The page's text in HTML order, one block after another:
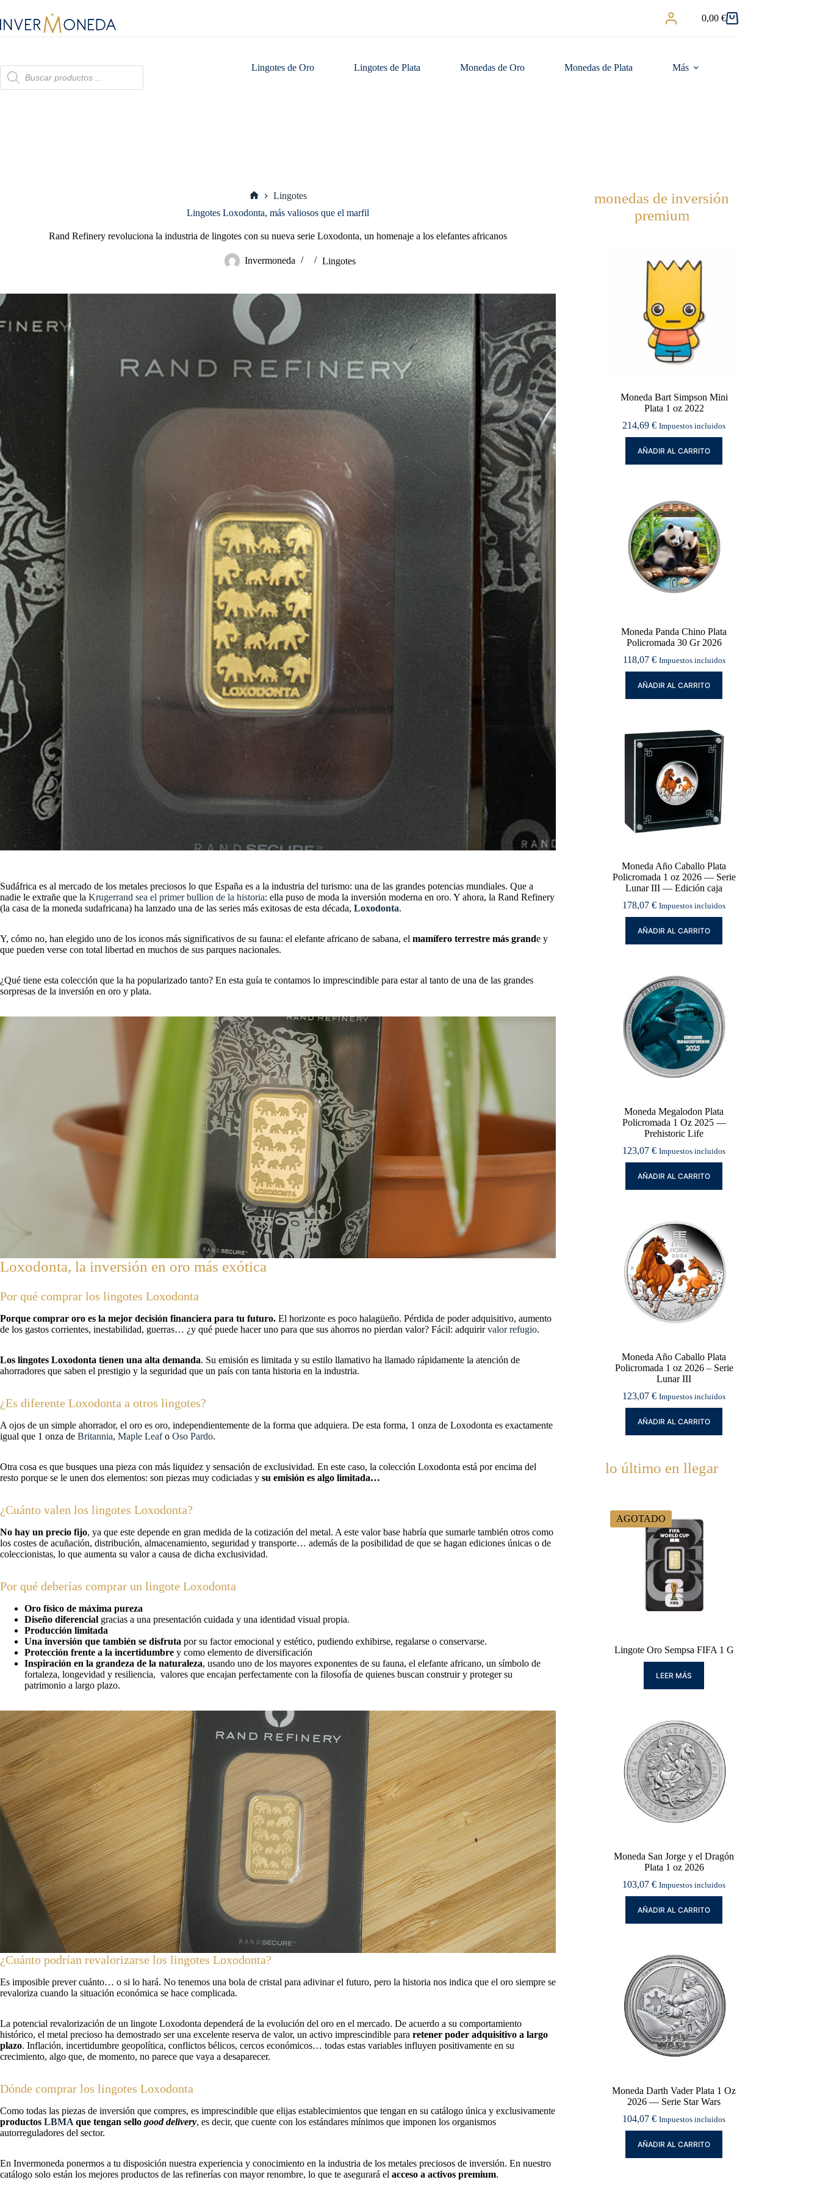
contenido
Carro
0,00 €
Búsqueda
de
productos
Lingotes de Oro Lingotes de Plata Monedas de Oro Monedas de Plata Más
Lingotes
Lingotes Loxodonta, más valiosos que el marfil
Rand Refinery revoluciona la industria de lingotes con su nueva serie Loxodonta, un homenaje a los elefantes africanos
Invermoneda Lingotes
Sudáfrica es al mercado de los metales preciosos lo que España es a la industria del turismo: una de las grandes potencias mundiales. Que a
nadie le extrañe que la Krugerrand sea el primer bullion de la historia: ella puso de moda la inversión moderna en oro. Y ahora, la Rand Refinery
(la casa de la moneda sudafricana) ha lanzado una de las series más exitosas de esta década, Loxodonta.
Y, cómo no, han elegido uno de los iconos más significativos de su fauna: el elefante africano de sabana, el mamífero terrestre más grande y
que pueden verse con total libertad en muchos de sus parques nacionales.
¿Qué tiene esta colección que la ha popularizado tanto? En esta guía te contamos lo imprescindible para estar al tanto de una de las grandes
sorpresas de la inversión en oro y plata.
Loxodonta, la inversión en oro más exótica
Por qué comprar los lingotes Loxodonta
Porque comprar oro es la mejor decisión financiera para tu futuro. El horizonte es poco halagüeño. Pérdida de poder adquisitivo, aumento
de los gastos corrientes, inestabilidad, guerras… ¿y qué puede hacer uno para que sus ahorros no pierdan valor? Fácil: adquirirvalor refugio.
Los lingotes Loxodonta tienen una alta demanda. Su emisión es limitada y su estilo llamativo ha llamado rápidamente la atención de
ahorradores que saben el prestigio y la seguridad que un país con tanta historia en la industria.
¿Es diferente Loxodonta a otros lingotes?
A ojos de un simple ahorrador, el oro es oro, independientemente de la forma que adquiera. De esta forma, 1 onza de Loxodonta es exactamente
igual que 1 onza de Britannia, Maple Leafo Oso Pardo.
Otra cosa es que busques una pieza con más liquidez y sensación de exclusividad. En este caso, la colección Loxodonta está por encima del
resto porque se le unen dos elementos: son piezas muy codiciadas y su emisión es algo limitada…
¿Cuánto valen los lingotes Loxodonta?
No hay un precio fijo, ya que este depende en gran medida de la cotización del metal. A este valor base habría que sumarle también otros como
los costes de acuñación, distribución, almacenamiento, seguridad y transporte… además de la posibilidad de que se hagan ediciones únicas o de
coleccionistas, lo que aumenta su valor a causa de dicha exclusividad.
Por qué deberías comprar un lingote Loxodonta
Oro físico de máxima pureza
Diseño diferencial gracias a una presentación cuidada y una identidad visual propia.
Producción limitada
Una inversión que también se disfruta por su factor emocional y estético, pudiendo exhibirse, regalarse o conservarse.
Protección frente a la incertidumbre y como elemento de diversificación
Inspiración en la grandeza de la naturaleza, usando uno de los mayores exponentes de su fauna, el elefante africano, un símbolo de
fortaleza, longevidad y resiliencia, valores que encajan perfectamente con la filosofía de quienes buscan construir y proteger su
patrimonio a largo plazo.
¿Cuánto podrían revalorizarse los lingotes Loxodonta?
Es imposible prever cuánto… o si lo hará. No tenemos una bola de cristal para adivinar el futuro, pero la historia nos indica que el oro siempre se
revaloriza cuando la situación económica se hace complicada.
La potencial revalorización de un lingote Loxodonta dependerá de la evolución del oro en el mercado. De acuerdo a su comportamiento
histórico, el metal precioso ha demostrado ser una excelente reserva de valor, un activo imprescindible para retener poder adquisitivo a largo
plazo. Inflación, incertidumbre geopolítica, conflictos bélicos, cercos económicos… todas estas variables influyen positivamente en su
crecimiento, algo que, de momento, no parece que vaya a desaparecer.
Dónde comprar los lingotes Loxodonta
Como todas las piezas de inversión que compres, es imprescindible que elijas establecimientos que tengan en su catálogo única y exclusivamente
productos LBMA que tengan sello good delivery, es decir, que cuente con los estándares mínimos que imponen los organismos
autorreguladores del sector.
En Invermoneda ponermos a tu disposición nuestra experiencia y conocimiento en la industria de los metales preciosos de inversión. En nuestro
catálogo solo están los mejores productos de las refinerías con mayor renombre, lo que te asegurará el acceso a activos premium.
monedas de inversión
premium
Moneda Bart Simpson Mini
Plata 1 oz 2022
214,69€ Impuestos incluidos
AÑADIR AL CARRITO
Moneda Panda Chino Plata
Policromada 30 Gr 2026
118,07 € Impuestos incluidos
AÑADIR AL CARRITO
Moneda Año Caballo Plata
Policromada 1 oz 2026 — Serie
Lunar III — Edición caja
178,07€ Impuestos incluidos
AÑADIR AL CARRITO
Moneda Megalodon Plata
Policromada 1 Oz 2025 —
Prehistoric Life
123,07€ Impuestos incluidos
AÑADIR AL CARRITO
Moneda Año Caballo Plata
Policromada 1 oz 2026 – Serie
Lunar III
123,07€ Impuestos incluidos
AÑADIR AL CARRITO
lo último en llegar
AGOTADO
Lingote Oro Sempsa FIFA 1 G
LEER MÁS
Moneda San Jorge y el Dragón
Plata 1 oz 2026
103,07€ Impuestos incluidos
AÑADIR AL CARRITO
Moneda Darth Vader Plata 1 Oz
2026 — Serie Star Wars
104,07€ Impuestos incluidos
AÑADIR AL CARRITO